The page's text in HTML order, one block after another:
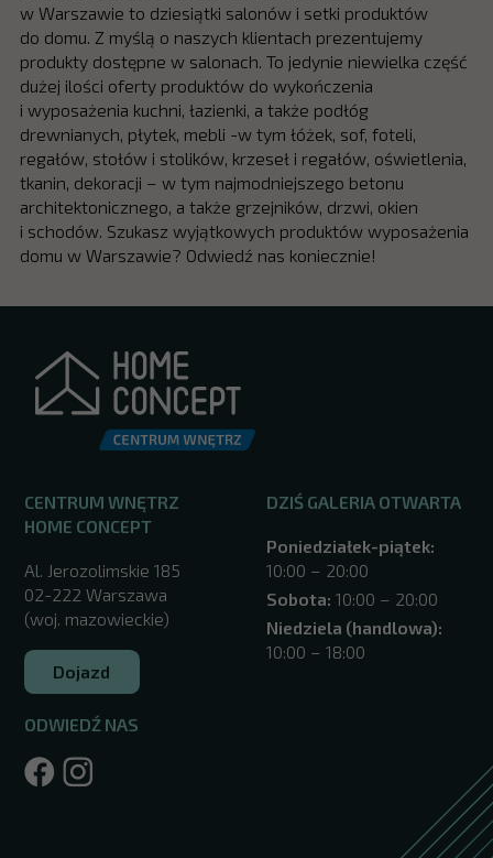
w Warszawie to dziesiątki salonów i setki produktów
do domu. Z myślą o naszych klientach prezentujemy
produkty dostępne w salonach. To jedynie niewielka część
dużej ilości oferty produktów do wykończenia
i wyposażenia kuchni, łazienki, a także podłóg
drewnianych, płytek, mebli -w tym łóżek, sof, foteli,
regałów, stołów i stolików, krzeseł i regałów, oświetlenia,
tkanin, dekoracji – w tym najmodniejszego betonu
architektonicznego, a także grzejników, drzwi, okien
i schodów. Szukasz wyjątkowych produktów wyposażenia
domu w Warszawie? Odwiedź nas koniecznie!
CENTRUM WNĘTRZ
HOME CONCEPT
Al. Jerozolimskie 185
02-222 Warszawa
(woj. mazowieckie)
Dojazd
ODWIEDŹ NAS
DZIŚ GALERIA OTWARTA
Poniedziałek-piątek:
10:00 – 20:00
Sobota: 10:00 – 20:00
Niedziela (handlowa):
10:00 – 18:00